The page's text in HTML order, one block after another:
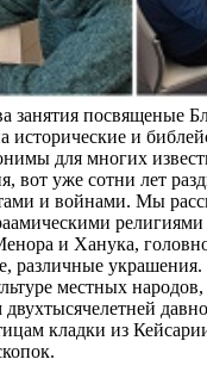
посвященые
исторические и
для многих
вот уже сотни лет
и войнами. Мы
религиями
и Ханука,
различные
местных
кладки из